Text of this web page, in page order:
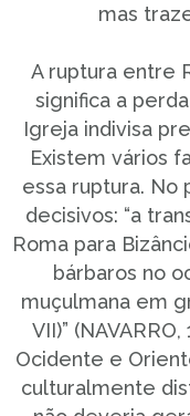
mas
A ruptura entre
significa a
Igreja indivisa
Existem vários
essa ruptura.
decisivos: “a
Roma para
bárbaros no
muçulmana em
VII)”
Ocidente e
culturalmente